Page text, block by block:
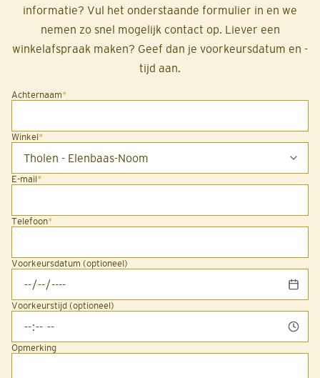
informatie? Vul het onderstaande formulier in en we
nemen zo snel mogelijk contact op. Liever een
winkelafspraak maken? Geef dan je voorkeursdatum en -
tijd aan.
Achternaam*
Winkel*
E-mail*
Telefoon*
Voorkeursdatum (optioneel)
Voorkeurstijd (optioneel)
Opmerking